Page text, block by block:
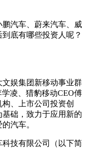
汽车、蔚来汽车、威
底有哪些投资人呢？
文娱集团新移动事业群
凌、猎豹移动CEO傅
、上市公司投资创
础，致力于应用新的
汽车。
技有限公司（以下简